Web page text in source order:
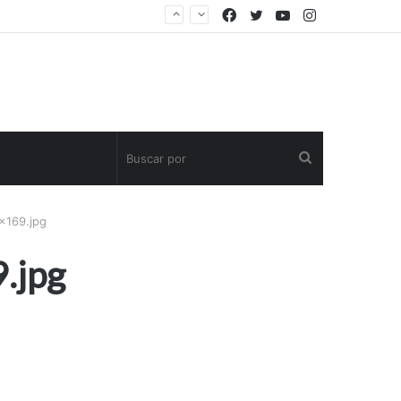
YouTube
Twitter
Facebook